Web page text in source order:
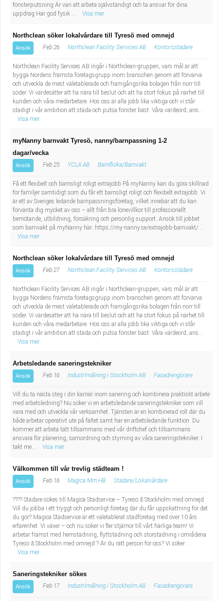
fönsterputsning Är van att arbeta självständigt och ta ansvar för dina
uppdrag Har god fysik ...
Visa mer
Northclean söker lokalvårdare till Tyresö med omnejd
Ansök Feb 26 Northclean Facility Services AB Kontorsstädare
Northclean Facility Services AB ingår i Northclean-gruppen, vars mål är att
bygga Nordens främsta företagsgrupp inom branschen genom att förvärva
och utveckla de mest väletablerade och framgångsrika bolagen från norr till
söder. Vi värdesätter att ha nära till beslut och att ha stort fokus på närhet till
kunden och våra medarbetare. Hos oss är alla jobb lika viktiga och vi står
stadigt i vår ambition att städa och putsa fönster bäst. Våra värdeord; ans...
Visa mer
myNanny barnvakt Tyresö, nanny/barnpassning 1-2
dagar/vecka
Ansök Feb 25 YCLA AB Barnflicka/Barnvakt
Få ett flexibelt och barnsligt roligt extrajobb På myNanny kan du göra skillnad
för familjer samtidigt som du får ett barnsligt roligt och flexibelt extrajobb. Vi
är ett av Sveriges ledande barnpassningsföretag, vilket innebär att du kan
förvänta dig mycket av oss – allt från bra lönevillkor till professionellt
bemötande, utbildning, försäkring och personlig support. Ansök till jobbet
som barnvakt på myNanny här: https://my-nanny.se/extrajobb-barnvakt/ ...
Visa mer
Northclean söker lokalvårdare till Tyresö med omnejd
Ansök Feb 27 Northclean Facility Services AB Kontorsstädare
Northclean Facility Services AB ingår i Northclean-gruppen, vars mål är att
bygga Nordens främsta företagsgrupp inom branschen genom att förvärva
och utveckla de mest väletablerade och framgångsrika bolagen från norr till
söder. Vi värdesätter att ha nära till beslut och att ha stort fokus på närhet till
kunden och våra medarbetare. Hos oss är alla jobb lika viktiga och vi står
stadigt i vår ambition att städa och putsa fönster bäst. Våra värdeord; ans...
Visa mer
Arbetsledande saneringstekniker
Ansök Feb 16 Industrimålning i Stockholm AB Fasadrengörare
Vill du ta nästa steg i din karriär inom sanering och kombinera praktiskt arbete
med arbetsledning? Nu söker vi en arbetsledande saneringstekniker som vill
vara med och utveckla vår verksamhet. Tjänsten är en kombinerad roll där du
både arbetar operativt ute på fältet samt har en arbetsledande funktion. Du
kommer att arbeta tätt tillsammans med vår driftchef och tillsammans
ansvara för planering, samordning och styrning av våra saneringstekniker. I
takt me...
Visa mer
Välkommen till vår trevlig städteam !
Ansök Feb 16 Magica Mm HB Städare/Lokalvårdare
???? Städare sökes till Magica Städservice – Tyresö & Stockholm med omnejd
Vill du jobba i ett tryggt och personligt företag där du får uppskattning för det
du gör? Magica Städservice är ett väletablerat städföretag med över 10 års
erfarenhet. Vi växer – och nu söker vi fler stjärnor till vårt härliga team! Vi
arbetar främst med hemstädning, flyttstädning och storstädning i områdena
Tyresö & Stockholm med omnejd ? Är du rätt person för oss? Vi söker ...
Visa mer
Saneringstekniker sökes
Ansök Feb 17 Industrimålning i Stockholm AB Fasadrengörare